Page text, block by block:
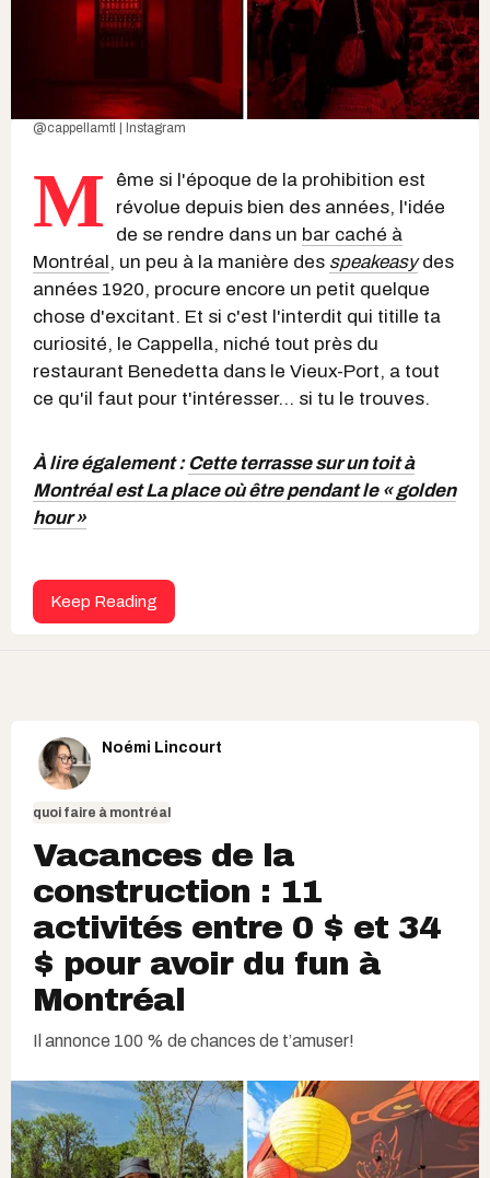
@cappellamtl | Instagram
M
ême si l'époque de la prohibition est
révolue depuis bien des années, l'idée
de se rendre dans un bar caché à
Montréal, un peu à la manière des speakeasydes
années 1920, procure encore un petit quelque
chose d'excitant. Et si c'est l'interdit qui titille ta
curiosité, le Cappella, niché tout près du
restaurant Benedetta dans le Vieux-Port, a tout
ce qu'il faut pour t'intéresser... si tu le trouves.
À lire également : Cette terrasse sur un toit à
Montréal est La place où être pendant le « golden
hour »
Keep Reading
Noémi Lincourt
quoi faire à montréal
Vacances de la
construction : 11
activités entre 0 $ et 34
$ pour avoir du fun à
Montréal
Il annonce 100 % de chances de t’amuser!